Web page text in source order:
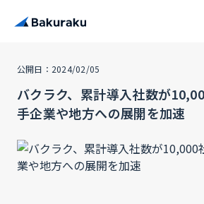
公開日：2024/02/05
バクラク、累計導入社数が
手企業や地方への展開を加速